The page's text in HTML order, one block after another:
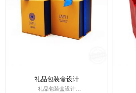
礼品包装盒设计
礼品包装盒设计